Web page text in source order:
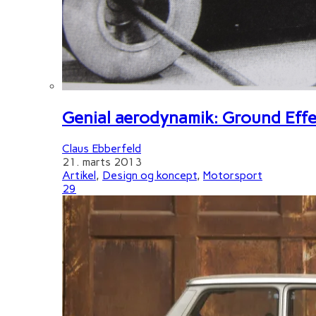
Genial aerodynamik: Ground
Claus Ebberfeld
21. marts 2013
Artikel, Design og koncept, Motorsport
29